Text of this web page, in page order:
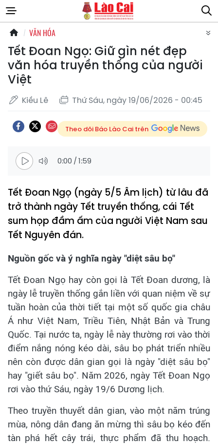
VĂN HÓA
Tết Đoan Ngọ: Giữ gìn nét đẹp
văn hóa truyền thống của người
Việt
Kiều Lê Thứ Sáu, ngày 19/06/2026 - 00:45
Theo dõi Báo Lào Cai trên
0:00 /1:59
Tết Đoan Ngọ (ngày 5/5 Âm lịch) từ lâu đã
trở thành ngày Tết truyền thống, cái Tết
sum họp đầm ấm của người Việt Nam sau
Tết Nguyên đán.
Nguồn gốc và ý nghĩa ngày "diệt sâu bọ"
Tết Đoan Ngọ hay còn gọi là Tết Đoan dương, là
ngày lễ truyền thống gắn liền với quan niệm về sự
tuần hoàn của thời tiết tại một số quốc gia châu
Á như Việt Nam, Triều Tiên, Nhật Bản và Trung
Quốc. Tại nước ta, ngày lễ này thường rơi vào thời
điểm nắng nóng kéo dài, sâu bọ phát triển nhiều
nên còn được dân gian gọi là ngày "diệt sâu bọ"
hay "giết sâu bọ". Năm 2026, ngày Tết Đoan Ngọ
rơi vào thứ Sáu, ngày 19/6 Dương lịch.
Theo truyền thuyết dân gian, vào một năm trúng
mùa, nông dân đang ăn mừng thì sâu bọ kéo đến
tàn phá hết cây trái, thực phẩm đã thu hoạch.